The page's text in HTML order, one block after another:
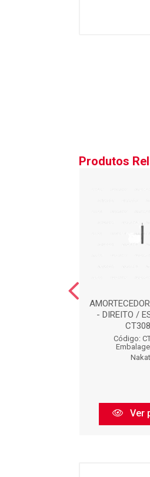
Produtos
- DIREITO /
Código:
Ver